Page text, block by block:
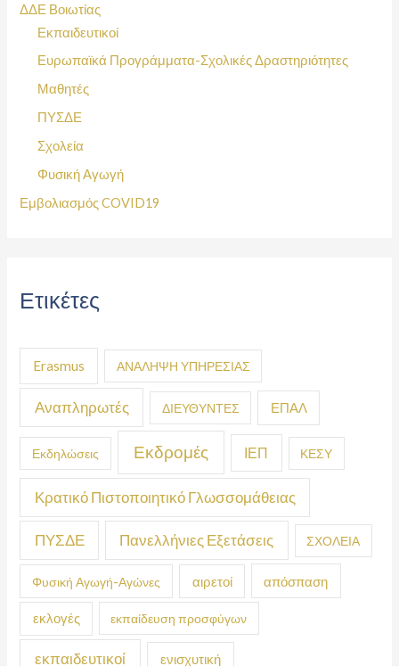
ΔΔΕ Βοιωτίας
Εκπαιδευτικοί
Ευρωπαϊκά Προγράμματα-Σχολικές Δραστηριότητες
Μαθητές
ΠΥΣΔΕ
Σχολεία
Φυσική Αγωγή
Εμβολιασμός COVID19
Ετικέτες
Erasmus ΑΝΑΛΗΨΗ ΥΠΗΡΕΣΙΑΣ
Αναπληρωτές ΔΙΕΥΘΥΝΤΕΣ ΕΠΑΛ
Εκδηλώσεις Εκδρομές ΙΕΠ ΚΕΣΥ
Κρατικό Πιστοποιητικό Γλωσσομάθειας
ΠΥΣΔΕ Πανελλήνιες Εξετάσεις ΣΧΟΛΕΙΑ
Φυσική Αγωγή-Αγώνες αιρετοί απόσπαση
εκλογές εκπαίδευση προσφύγων
εκπαιδευτικοί ενισχυτική